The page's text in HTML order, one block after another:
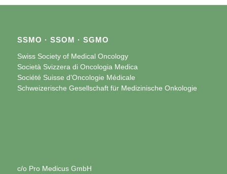
SSMO · SSOM · SGMO
Swiss Society of Medical Oncology
Società Svizzera di Oncologia Medica
Société Suisse d’Oncologie Médicale
Schweizerische Gesellschaft für Medizinische Onkologie
c/o Pro Medicus GmbH